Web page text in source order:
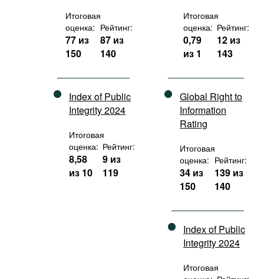
Итоговая
оценка:
77 из
150
Рейтинг:
87 из
140
Index of Public
Integrity 2024
Итоговая
оценка:
8,58
из 10
Рейтинг:
9 из
119
Итоговая
оценка:
0,79
из 1
Рейтинг:
12 из
143
Global Right to
Information
Rating
Итоговая
оценка:
34 из
150
Рейтинг:
139 из
140
Index of Public
Integrity 2024
Итоговая